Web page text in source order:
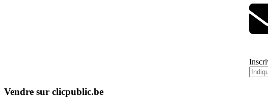
Vendre sur clicpublic.be